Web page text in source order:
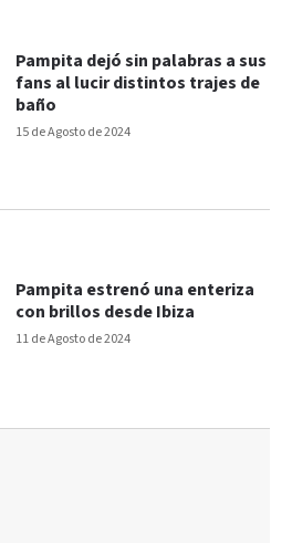
15 de Agosto de 2024
Pampita dejó sin palabras a sus
fans al lucir distintos trajes de
baño
11 de Agosto de 2024
Pampita estrenó una enteriza
con brillos desde Ibiza